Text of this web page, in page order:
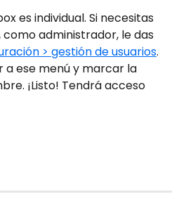
es individual. Si necesitas
como administrador, le das
> gestión de usuarios.
a ese menú y marcar la
¡Listo! Tendrá acceso